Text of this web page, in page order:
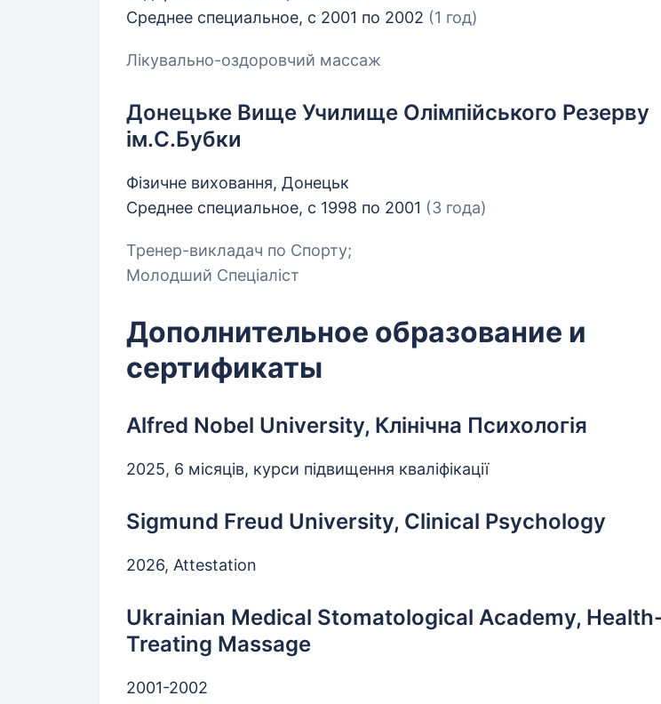
Среднее специальное, с 2001 по 2002 (1 год)
Лікувально-оздоровчий массаж
Донецьке Вище Училище Олімпійського Резерву
ім.С.Бубки
Фізичне виховання, Донецьк
Среднее специальное, с 1998 по 2001 (3 года)
Тренер-викладач по Спорту;
Молодший Спеціаліст
Дополнительное образование и
сертификаты
Alfred Nobel University, Клінічна Психологія
2025, 6 місяців, курси підвищення кваліфікації
Sigmund Freud University, Clinical Psychology
2026, Attestation
Ukrainian Medical Stomatological Academy,
Treating Massage
2001-2002